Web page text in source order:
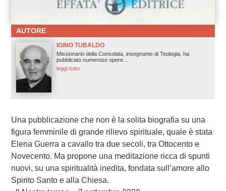
AUTORE
IGINO TUBALDO
Missionario della Consolata, insegnante di Teologia, ha
pubblicato numerose opere...
leggi tutto.
Una pubblicazione che non è la solita biografia su una
figura femminile di grande rilievo spirituale, quale è stata
Elena Guerra a cavallo tra due secoli, tra Ottocento e
Novecento. Ma propone una meditazione ricca di spunti
nuovi, su una spiritualità inedita, fondata sull’amore allo
Spirito Santo e alla Chiesa.